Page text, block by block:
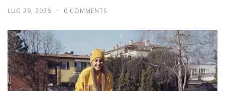
LUG 29, 2026 0 COMMENTS